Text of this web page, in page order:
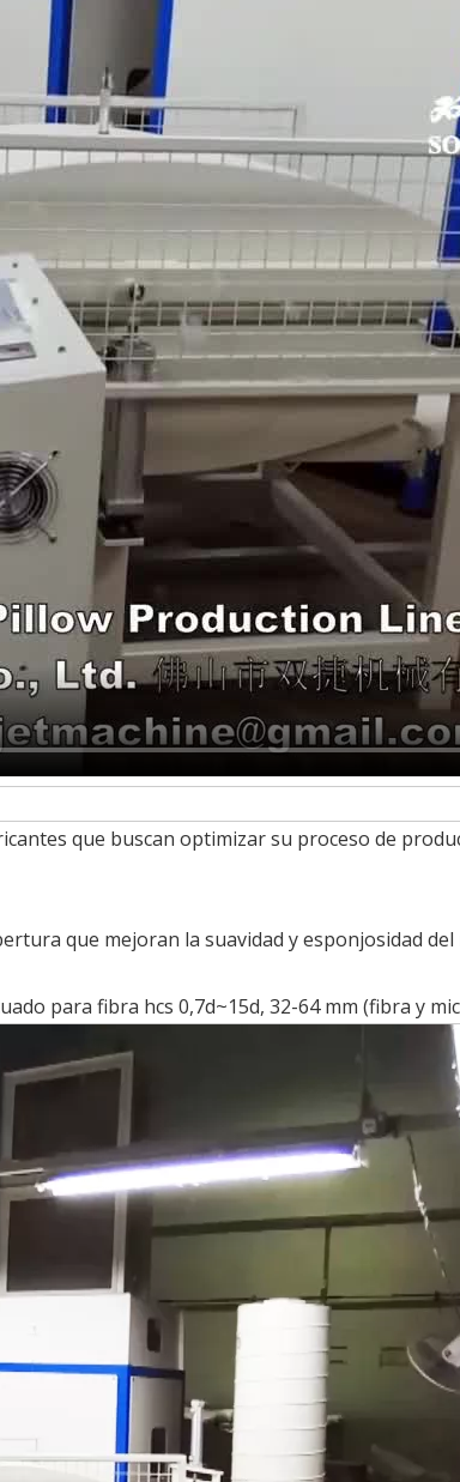
que buscan optimizar su proceso de
que mejoran la suavidad y esponjosidad
para fibra hcs 0,7d~15d, 32-64 mm (fibra y